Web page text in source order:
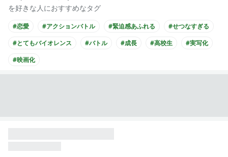
を好きな人におすすめなタグ
#恋愛 #アクションバトル #緊迫感あふれる
#せつなすぎる
#とてもバイオレンス
#バトル #成長 #高校生
#実写化
#映画化